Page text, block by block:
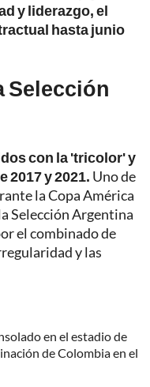
y liderazgo, el
hasta junio
Selección
con la 'tricolor' y
2017 y 2021. Uno de
la Copa América
Selección Argentina
el combinado de
y las
en el estadio de
de Colombia en el